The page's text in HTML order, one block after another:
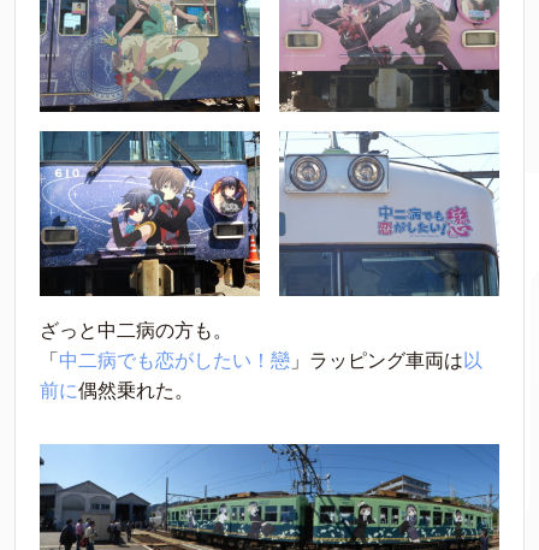
ざっと中二病の方も。
「 中二病でも恋がしたい！戀 」ラッピング車両は 以
前に偶然乗れた。